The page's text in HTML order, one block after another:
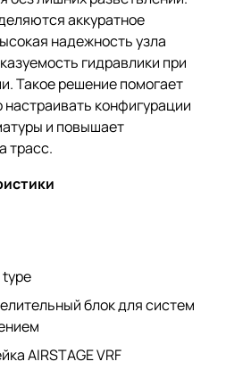
аккуратное
надежность узла
гидравлики при
Такое решение помогает
конфигурации
и повышает
трасс.
type
блок для систем
AIRSTAGE VRF